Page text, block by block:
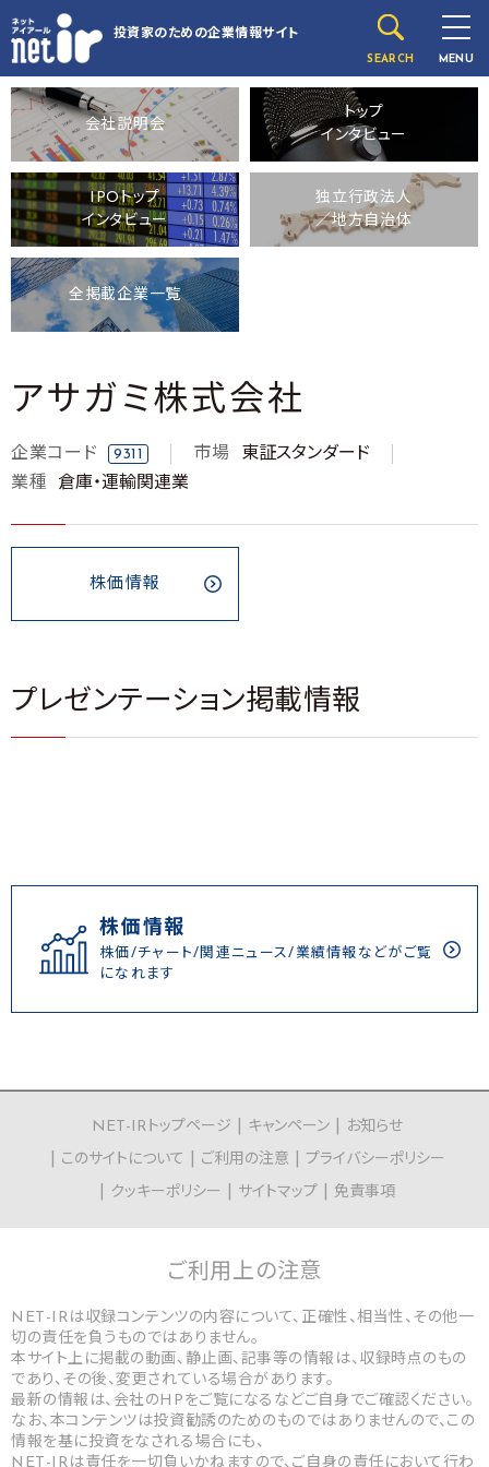
投資家のための企業情報サイト
SEARCH MENU
会社説明会
トップ
インタビュー
IPOトップ
インタビュー
独立行政法人
／地方自治体
全掲載企業一覧
アサガミ株式会社
企業コード 9311 市場
東証スタンダード
業種
倉庫・運輸関連業
株価情報
プレゼンテーション掲載情報
株価情報
株価/チャート/関連ニュース/業績情報などがご覧
になれます
NET-IRトップページ キャンペーン
お知らせ
このサイトについて
ご利用の注意
プライバシーポリシー
クッキーポリシー
サイトマップ 免責事項
ご利用上の注意
NET-IRは収録コンテンツの内容について、正確性、相当性、その他一
切の責任を負うものではありません。
本サイト上に掲載の動画、静止画、記事等の情報は、収録時点のもの
であり、その後、変更されている場合があります。
最新の情報は、会社のHPをご覧になるなどご自身でご確認ください。
なお、本コンテンツは投資勧誘のためのものではありませんので、この
情報を基に投資をなされる場合にも、
NET-IRは責任を一切負いかねますので、ご自身の責任において行わ